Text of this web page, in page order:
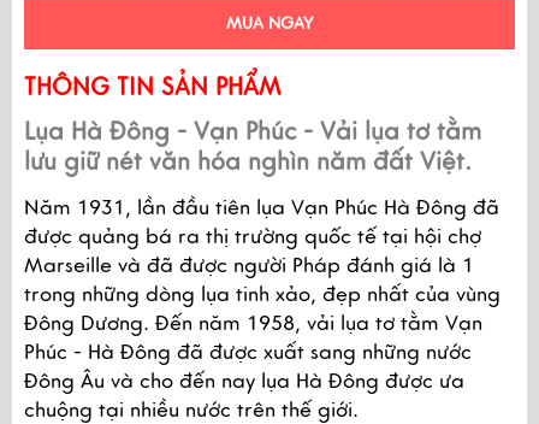
MUA NGAY
THÔNG TIN SẢN PHẨM
Lụa Hà Đông - Vạn Phúc - Vải lụa tơ tằm
lưu giữ nét văn hóa nghìn năm đất Việt.
Năm 1931, lần đầu tiên lụa Vạn Phúc Hà Đông đã
được quảng bá ra thị trường quốc tế tại hội chợ
Marseille và đã được người Pháp đánh giá là 1
trong những dòng lụa tinh xảo, đẹp nhất của vùng
Đông Dương. Đến năm 1958, vải lụa tơ tằm Vạn
Phúc - Hà Đông đã được xuất sang những nước
Đông Âu và cho đến nay lụa Hà Đông được ưa
chuộng tại nhiều nước trên thế giới.